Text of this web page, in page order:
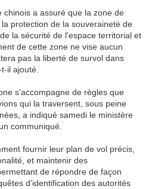
chinois a assuré que la zone de
protection de la souveraineté de
la sécurité de l'espace territorial et
de cette zone ne vise aucun
pas la liberté de survol dans
il ajouté.
s'accompagne de règles que
qui la traversent, sous peine
a indiqué samedi le ministère
communiqué.
fournir leur plan de vol précis,
et maintenir des
de répondre de façon
d'identification des autorités